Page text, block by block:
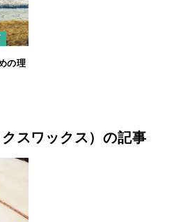
の理
スワックス）の記事